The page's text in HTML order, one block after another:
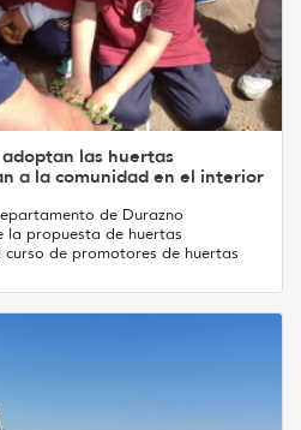
las huertas
a la comunidad en el interior
de Durazno
la propuesta de huertas
de promotores de huertas